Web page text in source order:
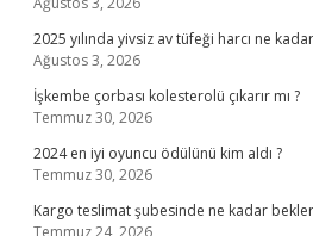
2025 yılında yivsiz av tüfeği harcı ne
Ağustos 3, 2026
İşkembe çorbası kolesterolü çıkarır mı ?
Temmuz 30, 2026
2024 en iyi oyuncu ödülünü kim aldı ?
Temmuz 30, 2026
Kargo teslimat şubesinde ne kadar
Temmuz 24, 2026